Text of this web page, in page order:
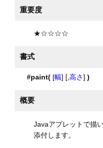
重要度
★☆☆☆☆
書式
#paint([幅] [, 高さ] )
概要
Javaアプレットで描
添付します。